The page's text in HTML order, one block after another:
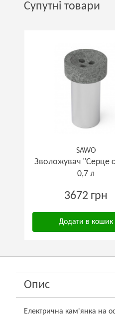
Супутні товари
SAWO
Зволожувач "Серце
0,7 л
3672 грн
Додати в кошик
Опис
Електрична кам'янка на